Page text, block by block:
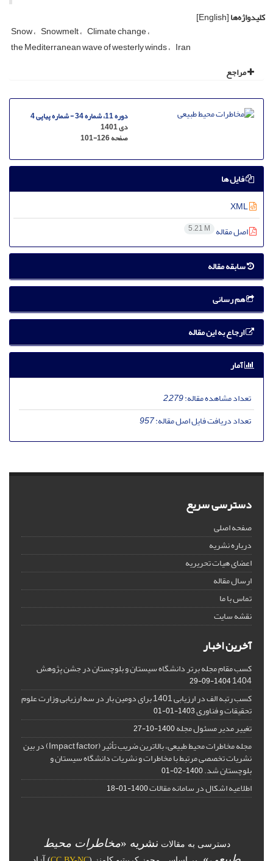
کلیدواژه‌ها[English]
Snow Snowmelt Climate change
the Mediterranean wave of westerly winds Iran
مراجع
دوره 11، شماره 34 - شماره پیاپی 4
دی 1401
صفحه101-126
فایل ها
اصل مقاله 5.21 M
سابقه مقاله
هم رسانی
ارجاع به این مقاله
آمار
تعداد مشاهده مقاله:2,279
تعداد دریافت فایل اصل مقاله:957
دسترسی سریع
صفحه اصلی
درباره نشریه
اعضای هیات تحریریه
ارسال مقاله
تماس با ما
نقشه سایت
آخرین اخبار
کسب مقام مجله برتر دانشگاه سیستان و بلوچستان در جشن پژوهش
1404
1404-09-29
کسب رتبه الف در ارزیابی 1401 برای دومین بار در سه ارزیابی وزارت علوم
تحقیقات و فناوری1403-01-01
تغییر مدیر مسئول مجله1400-10-27
مجله مخاطرات محیط طبیعی، بالاترین ضریب تأثیر (Impact factor) در بین
نشریات تخصصی مرتبط با مخاطرات و نشریات دانشگاه سیستان و
بلوچستان شد.1400-02-01
اطلاعیه اشکال در سامانه مقالات1400-01-18
دسترسی به مقالات نشریه «مخاطرات محیط